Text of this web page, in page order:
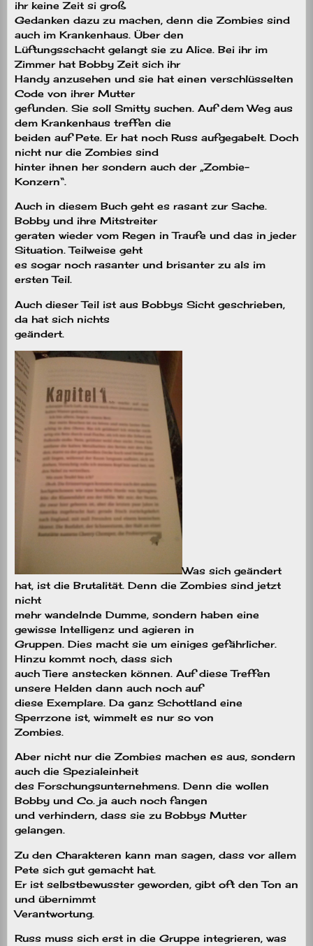
ihr keine Zeit si groß
Gedanken dazu zu machen, denn die Zombies sind
auch im Krankenhaus. Über den
Lüftungsschacht gelangt sie zu Alice. Bei ihr im
Zimmer hat Bobby Zeit sich ihr
Handy anzusehen und sie hat einen verschlüsselten
Code von ihrer Mutter
gefunden. Sie soll Smitty suchen. Auf dem Weg aus
dem Krankenhaus treffen die
beiden auf Pete. Er hat noch Russ aufgegabelt. Doch
nicht nur die Zombies sind
hinter ihnen her sondern auch der „Zombie-
Konzern“.
Auch in diesem Buch geht es rasant zur Sache.
Bobby und ihre Mitstreiter
geraten wieder vom Regen in Traufe und das in jeder
Situation. Teilweise geht
es sogar noch rasanter und brisanter zu als im
ersten Teil.
Auch dieser Teil ist aus Bobbys Sicht geschrieben,
da hat sich nichts
geändert.
Was sich geändert
hat, ist die Brutalität. Denn die Zombies sind jetzt
nicht
mehr wandelnde Dumme, sondern haben eine
gewisse Intelligenz und agieren in
Gruppen. Dies macht sie um einiges gefährlicher.
Hinzu kommt noch, dass sich
auch Tiere anstecken können. Auf diese Treffen
unsere Helden dann auch noch auf
diese Exemplare. Da ganz Schottland eine
Sperrzone ist, wimmelt es nur so von
Zombies.
Aber nicht nur die Zombies machen es aus, sondern
auch die Spezialeinheit
des Forschungsunternehmens. Denn die wollen
Bobby und Co. ja auch noch fangen
und verhindern, dass sie zu Bobbys Mutter
gelangen.
Zu den Charakteren kann man sagen, dass vor allem
Pete sich gut gemacht hat.
Er ist selbstbewusster geworden, gibt oft den Ton an
und übernimmt
Verantwortung.
Russ muss sich erst in die Gruppe integrieren, was